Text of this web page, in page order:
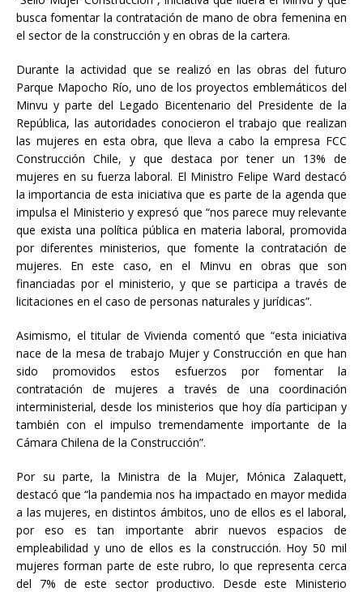
busca fomentar la contratación de mano de obra femenina en
el sector de la construcción y en obras de la cartera.
Durante la actividad que se realizó en las obras del futuro
Parque Mapocho Río, uno de los proyectos emblemáticos del
Minvu y parte del Legado Bicentenario del Presidente de la
República, las autoridades conocieron el trabajo que realizan
las mujeres en esta obra, que lleva a cabo la empresa FCC
Construcción Chile, y que destaca por tener un 13% de
mujeres en su fuerza laboral. El Ministro Felipe Ward destacó
la importancia de esta iniciativa que es parte de la agenda que
impulsa el Ministerio y expresó que “nos parece muy relevante
que exista una política pública en materia laboral, promovida
por diferentes ministerios, que fomente la contratación de
mujeres. En este caso, en el Minvu en obras que son
financiadas por el ministerio, y que se participa a través de
licitaciones en el caso de personas naturales y jurídicas”.
Asimismo, el titular de Vivienda comentó que “esta iniciativa
nace de la mesa de trabajo Mujer y Construcción en que han
sido promovidos estos esfuerzos por fomentar la
contratación de mujeres a través de una coordinación
interministerial, desde los ministerios que hoy día participan y
también con el impulso tremendamente importante de la
Cámara Chilena de la Construcción”.
Por su parte, la Ministra de la Mujer, Mónica Zalaquett,
destacó que “la pandemia nos ha impactado en mayor medida
a las mujeres, en distintos ámbitos, uno de ellos es el laboral,
por eso es tan importante abrir nuevos espacios de
empleabilidad y uno de ellos es la construcción. Hoy 50 mil
mujeres forman parte de este rubro, lo que representa cerca
del 7% de este sector productivo. Desde este Ministerio